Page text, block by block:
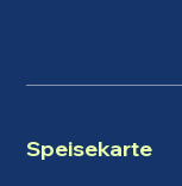
Speisekarte